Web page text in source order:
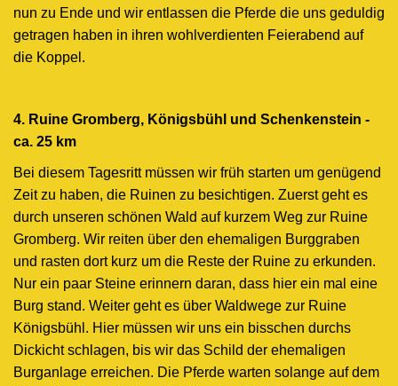
nun zu Ende und wir entlassen die Pferde die uns geduldig
getragen haben in ihren wohlverdienten Feierabend auf
die Koppel.
4. Ruine Gromberg, Königsbühl und Schenkenstein -
ca. 25 km
Bei diesem Tagesritt müssen wir früh starten um genügend
Zeit zu haben, die Ruinen zu besichtigen. Zuerst geht es
durch unseren schönen Wald auf kurzem Weg zur Ruine
Gromberg. Wir reiten über den ehemaligen Burggraben
und rasten dort kurz um die Reste der Ruine zu erkunden.
Nur ein paar Steine erinnern daran, dass hier ein mal eine
Burg stand. Weiter geht es über Waldwege zur Ruine
Königsbühl. Hier müssen wir uns ein bisschen durchs
Dickicht schlagen, bis wir das Schild der ehemaligen
Burganlage erreichen. Die Pferde warten solange auf dem